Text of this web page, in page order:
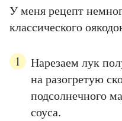
У меня рецепт
классического
Нарезаем лук
на разогретую
подсолнечного
соуса.